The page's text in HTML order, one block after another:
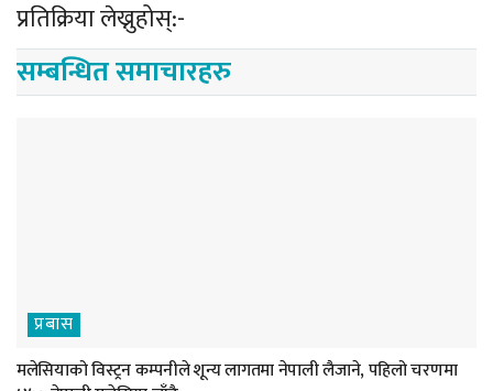
प्रतिक्रिया लेख्नुहोस्:-
सम्बन्धित समाचारहरु
प्रबास
मलेसियाको विस्ट्रन कम्पनीले शून्य लागतमा नेपाली लैजाने, पहिलो चरणमा